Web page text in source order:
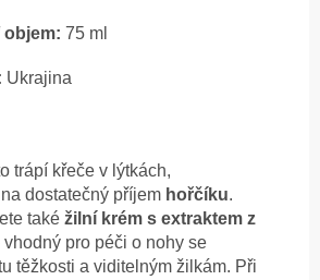
objem: 75 ml
Ukrajina
trápí křeče v lýtkách,
dostatečný příjem hořčíku.
také žilní krém s extraktem z
vhodný pro péči o nohy se
těžkosti a viditelným žilkám. Při